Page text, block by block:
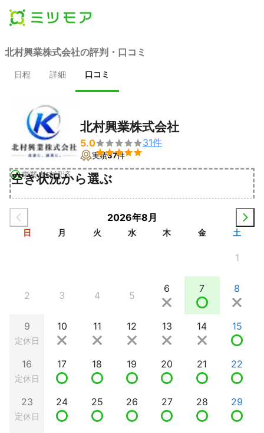
北村興業株式会社の評判・口コミ
日程 詳細 口コミ
事業者確認済
北村興業株式会社
5.0

31件
実績37件
空き状況から選ぶ
2026年8月
日 月 火 水 木 金 土
1
2 3 4 5
6 7 8
9
定休日
10 11 12 13 14 15
16
定休日
17 18 19 20 21 22
23
定休日
24 25 26 27 28 29